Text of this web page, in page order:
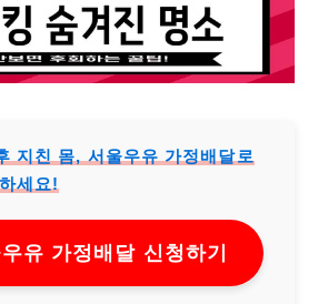
지친 몸, 서울우유 가정배달로
세요!
유 가정배달 신청하기